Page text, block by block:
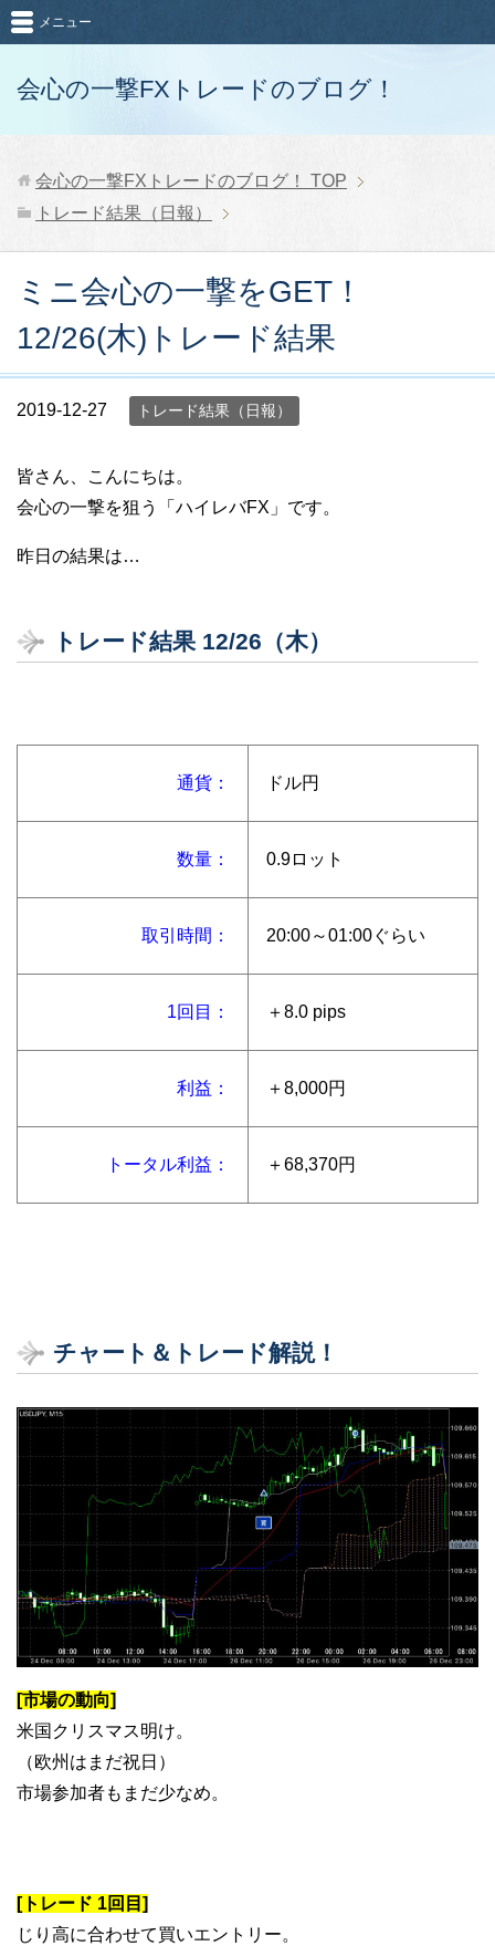
会心の一撃FXトレードのブログ！
メニュー
会心の一撃FXトレードのブログ！
TOP
トレード結果（日報）
ミニ会心の一撃をGET！
12/26(木)トレード結果
2019-12-27 トレード結果（日報）
皆さん、こんにちは。
会心の一撃を狙う「ハイレバFX」です。
昨日の結果は…
トレード結果 12/26（木）
通貨： ドル円
数量： 0.9ロット
取引時間： 20:00～01:00ぐらい
1回目： ＋8.0 pips
利益： ＋8,000円
トータル利益： ＋68,370円
チャート＆トレード解説！
[市場の動向]
米国クリスマス明け。
（欧州はまだ祝日）
市場参加者もまだ少なめ。
[トレード 1回目]
じり高に合わせて買いエントリー。